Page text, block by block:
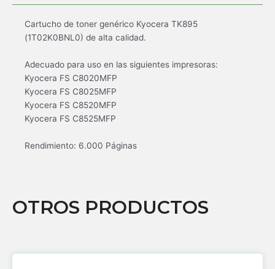
Cartucho de toner genérico Kyocera TK895
(1T02K0BNL0) de alta calidad.
Adecuado para uso en las siguientes impresoras:
Kyocera FS C8020MFP
Kyocera FS C8025MFP
Kyocera FS C8520MFP
Kyocera FS C8525MFP
Rendimiento: 6.000 Páginas
OTROS PRODUCTOS